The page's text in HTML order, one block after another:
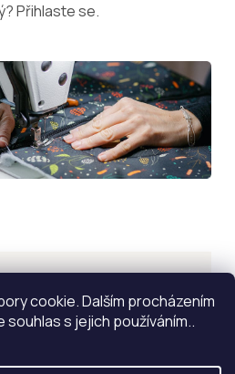
cookie. Dalším procházením
s jejich používáním..
Přihlaste se.